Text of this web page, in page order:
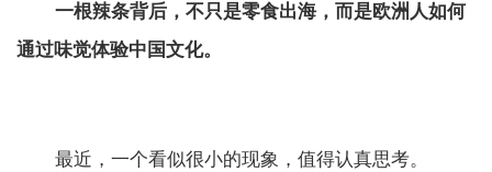
一根辣条背后，不只是零食出海，而是欧洲人如何
通过味觉体验中国文化。
最近，一个看似很小的现象，值得认真思考。